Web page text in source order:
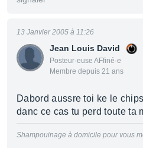
Jean Louis David
Posteur·euse AFfiné·e
Membre depuis 21 ans
13 Janvier 2005 à 11:26
Dabord aussre toi ke le
danc ce cas tu perd toute ta
Shampouinage à domicile pour vous